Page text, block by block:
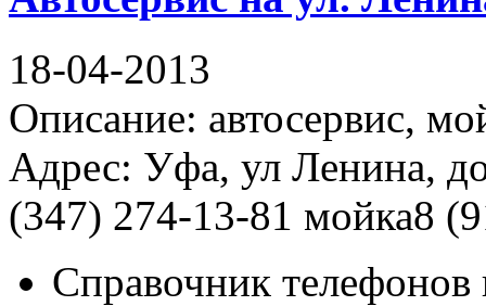
18-04-2013
Описание: автосервис,
Адрес: Уфа, ул Ленина,
(347) 274-13-81 мойка8
Справочник